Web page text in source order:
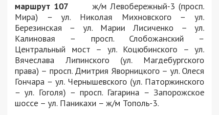
маршрут 107 ж/м Левобережный-3 (просп.
Мира) – ул. Николая Михновского – ул.
Березинская – ул. Марии Лисиченко – ул.
Калиновая – просп. Слобожанский –
Центральный мост – ул. Коцюбинского – ул.
Вячеслава Липинского (ул. Магдебургского
права) – просп. Дмитрия Яворницкого – ул. Олеся
Гончара – ул. Чернышевского (ул. Паторжинского
– ул. Гоголя) – просп. Гагарина – Запорожское
шоссе – ул. Паникахи – ж/м Тополь-3.